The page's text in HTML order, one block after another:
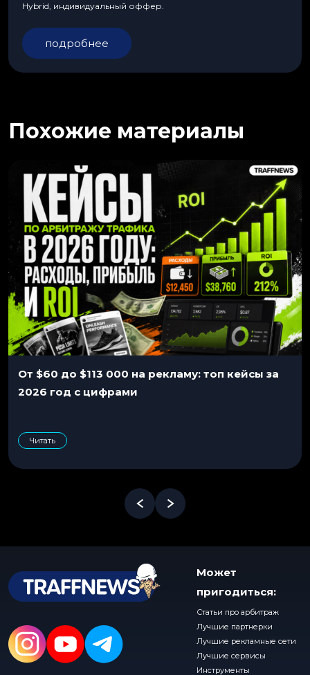
Hybrid, индивидуальный оффер.
подробнее
Похожие материалы
От $60 до $113 000 на рекламу: топ кейсы за
2026 год с цифрами
Читать
Может
пригодиться:
Статьи про арбитраж
Лучшие партнерки
Лучшие рекламные сети
Лучшие сервисы
Инструменты